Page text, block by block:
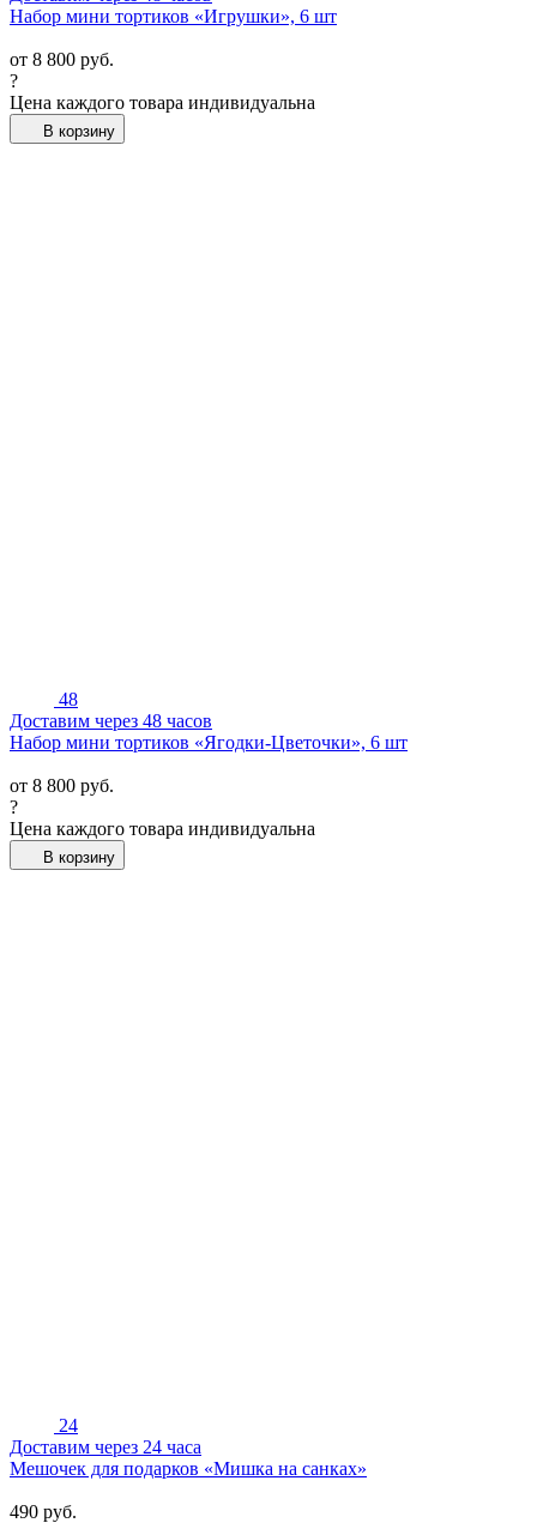
Набор мини тортиков «Игрушки», 6 шт
от 8 800 руб.
?
Цена каждого товара индивидуальна
В корзину
48
Доставим через 48 часов
Набор мини тортиков «Ягодки-Цветочки», 6 шт
от 8 800 руб.
?
Цена каждого товара индивидуальна
В корзину
24
Доставим через 24 часа
Мешочек для подарков «Мишка на санках»
490 руб.